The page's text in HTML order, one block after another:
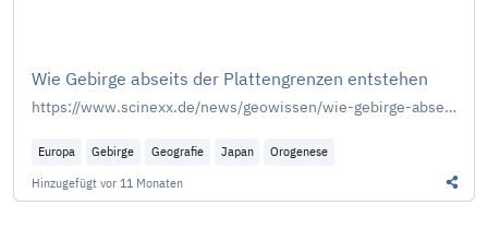
Wie Gebirge abseits der Plattengrenzen entstehen
https://www.scinexx.de/news/geowissen/wie-gebirge-abseits-der-plattengrenzen-entstehen/
Europa Gebirge Geografie Japan
Orogenese
Hinzugefügt vor 11 Monaten